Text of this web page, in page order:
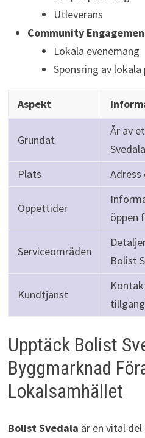
Utleverans
Community
Lokala evenemang
Sponsring av
Aspekt
Grundat
År av
Svedala
Plats
Öppettider
öppen
Serviceområden
Bolist
Kundtjänst
Upptäck Bolist
Byggmarknad
Lokalsamhället
Bolist Svedala är en vital